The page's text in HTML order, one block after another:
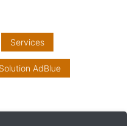
Services
Solution AdBlue